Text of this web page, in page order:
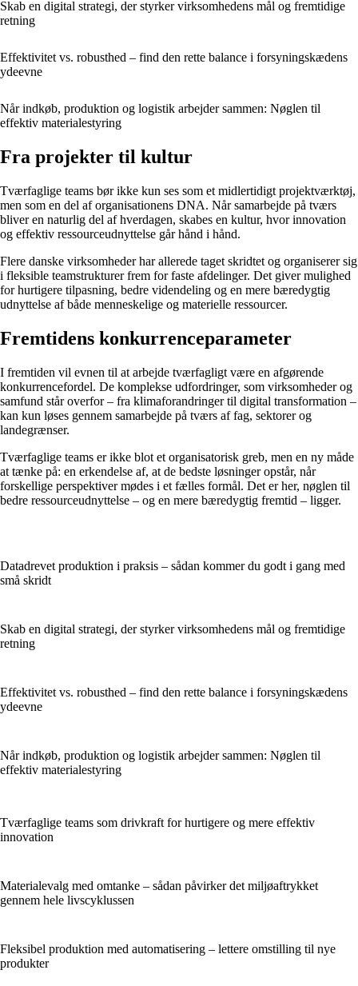
Skab en digital strategi, der styrker virksomhedens mål og fremtidige
retning
Effektivitet vs. robusthed – find den rette balance i forsyningskædens
ydeevne
Når indkøb, produktion og logistik arbejder sammen: Nøglen til
effektiv materialestyring
Fra projekter til kultur
Tværfaglige teams bør ikke kun ses som et midlertidigt projektværktøj,
men som en del af organisationens DNA. Når samarbejde på tværs
bliver en naturlig del af hverdagen, skabes en kultur, hvor innovation
og effektiv ressourceudnyttelse går hånd i hånd.
Flere danske virksomheder har allerede taget skridtet og organiserer sig
i fleksible teamstrukturer frem for faste afdelinger. Det giver mulighed
for hurtigere tilpasning, bedre videndeling og en mere bæredygtig
udnyttelse af både menneskelige og materielle ressourcer.
Fremtidens konkurrenceparameter
I fremtiden vil evnen til at arbejde tværfagligt være en afgørende
konkurrencefordel. De komplekse udfordringer, som virksomheder og
samfund står overfor – fra klimaforandringer til digital transformation –
kan kun løses gennem samarbejde på tværs af fag, sektorer og
landegrænser.
Tværfaglige teams er ikke blot et organisatorisk greb, men en ny måde
at tænke på: en erkendelse af, at de bedste løsninger opstår, når
forskellige perspektiver mødes i et fælles formål. Det er her, nøglen til
bedre ressourceudnyttelse – og en mere bæredygtig fremtid – ligger.
Datadrevet produktion i praksis – sådan kommer du godt i gang med
små skridt
Skab en digital strategi, der styrker virksomhedens mål og fremtidige
retning
Effektivitet vs. robusthed – find den rette balance i forsyningskædens
ydeevne
Når indkøb, produktion og logistik arbejder sammen: Nøglen til
effektiv materialestyring
Tværfaglige teams som drivkraft for hurtigere og mere effektiv
innovation
Materialevalg med omtanke – sådan påvirker det miljøaftrykket
gennem hele livscyklussen
Fleksibel produktion med automatisering – lettere omstilling til nye
produkter